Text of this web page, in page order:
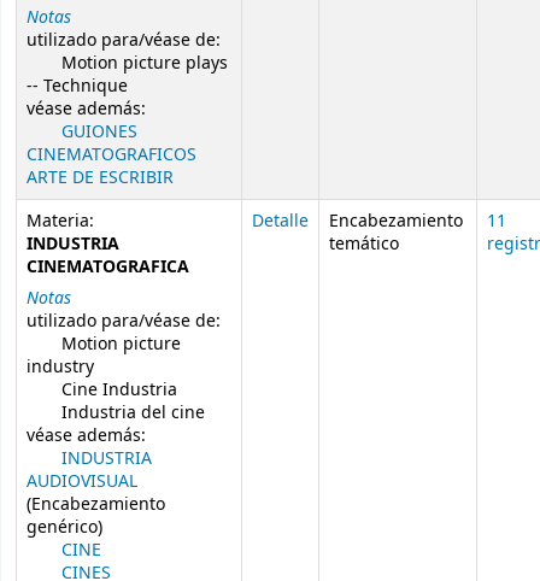
Notas
utilizado para/véase de:
Motion picture plays
-- Technique
véase además:
GUIONES
CINEMATOGRAFICOS
ARTE DE ESCRIBIR
Materia:
INDUSTRIA
CINEMATOGRAFICA
Notas
utilizado para/véase de:
Motion picture
industry
Cine Industria
Industria del cine
véase además:
INDUSTRIA
AUDIOVISUAL
(Encabezamiento
genérico)
CINE
CINES
Detalle
Encabezamiento
temático
11